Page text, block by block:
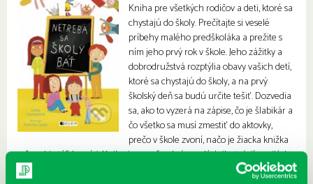
Kniha pre všetkých rodičov a deti, ktoré sa
chystajú do školy. Prečítajte si veselé
príbehy malého predškoláka a prežite s
ním jeho prvý rok v škole. Jeho zážitky a
dobrodružstvá rozptýlia obavy vašich detí,
ktoré sa chystajú do školy, a na prvý
školský deň sa budú určite tešiť. Dozvedia
sa, ako to vyzerá na zápise, čo je šlabikár a
čo všetko sa musí zmestiť do aktovky,
prečo v škole zvoní, načo je žiacka knižka
a čo robia týždenníci. Kniha je navyše plná veselých ilustrácií a milých
básničiek.